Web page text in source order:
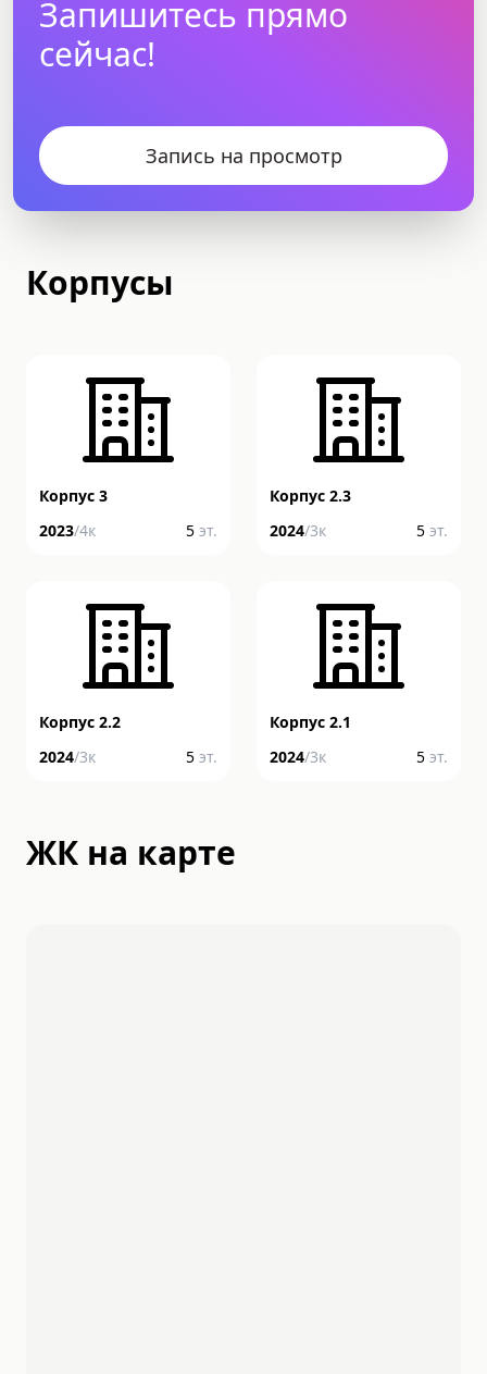
Запишитесь прямо
сейчас!
Запись на просмотр
Корпусы
Корпус 3
2023/4к 5 эт.
Корпус 2.3
2024/3к 5 эт.
Корпус 2.2
2024/3к 5 эт.
Корпус 2.1
2024/3к 5 эт.
ЖК на карте